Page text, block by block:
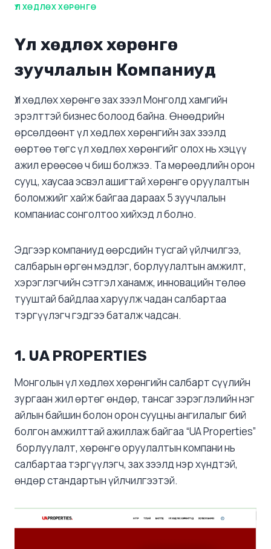
ҮЛ ХӨДЛӨХ ХӨРӨНГӨ
Үл хөдлөх хөрөнгө
зуучлалын Компаниуд
Үл хөдлөх хөрөнгө зах зээл Монголд хамгийн
эрэлттэй бизнес болоод байна. Өнөөдрийн
өрсөлдөөнт үл хөдлөх хөрөнгийн зах зээлд
өөртөө төгс үл хөдлөх хөрөнгийг олох нь хэцүү
ажил ерөөсөө ч биш болжээ. Та мөрөөдлийн орон
сууц, хаусаа эсвэл ашигтай хөрөнгө оруулалтын
боломжийг хайж байгаа дараах 5 зуучлалын
компаниас сонголтоо хийхэд л болно.
Эдгээр компаниуд өөрсдийн тусгай үйлчилгээ,
салбарын өргөн мэдлэг, борлуулалтын амжилт,
хэрэглэгчийн сэтгэл ханамж, инновацийн төлөө
тууштай байдлаа харуулж чадан салбартаа
тэргүүлэгч гэдгээ баталж чадсан.
1. UA PROPERTIES
Монголын үл хөдлөх хөрөнгийн салбарт сүүлийн
зургаан жил өртөг өндөр, тансаг зэрэглэлийн нэг
айлын байшин болон орон сууцны ангилалыг бий
болгон амжилттай ажиллаж байгаа “UA Properties”
борлуулалт, хөрөнгө оруулалтын компани нь
салбартаа тэргүүлэгч, зах зээлд нэр хүндтэй,
өндөр стандартын үйлчилгээтэй.